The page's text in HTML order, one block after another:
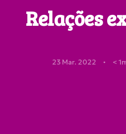
Relações
23 Mar. 2022 ● < 1